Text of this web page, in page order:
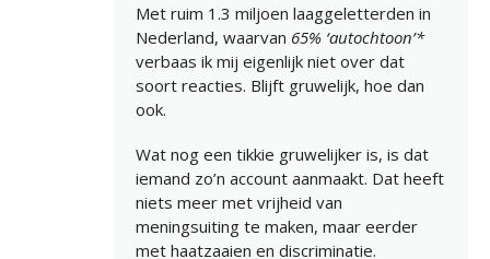
Met ruim 1.3 miljoen laaggeletterden in
Nederland, waarvan 65% ‘autochtoon’*
verbaas ik mij eigenlijk niet over dat
soort reacties. Blijft gruwelijk, hoe dan
ook.
Wat nog een tikkie gruwelijker is, is dat
iemand zo’n account aanmaakt. Dat heeft
niets meer met vrijheid van
meningsuiting te maken, maar eerder
met haatzaaien en discriminatie.